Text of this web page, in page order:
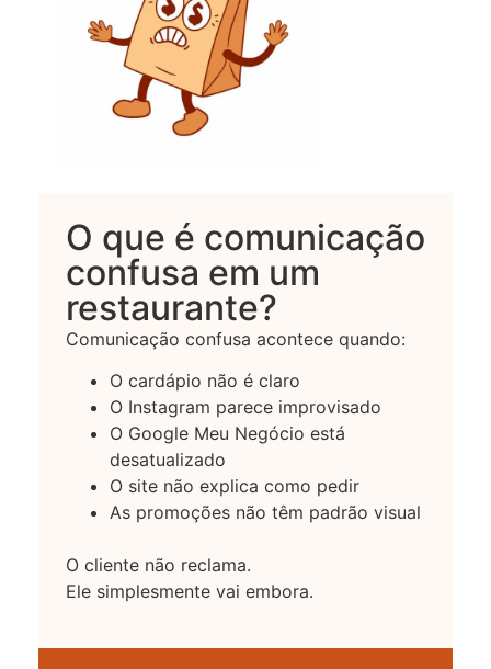
O que é comunicação
confusa em um
restaurante?
Comunicação confusa acontece quando:
O cardápio não é claro
O Instagram parece improvisado
O Google Meu Negócio está
desatualizado
O site não explica como pedir
As promoções não têm padrão visual
O cliente não reclama.
Ele simplesmente vai embora.